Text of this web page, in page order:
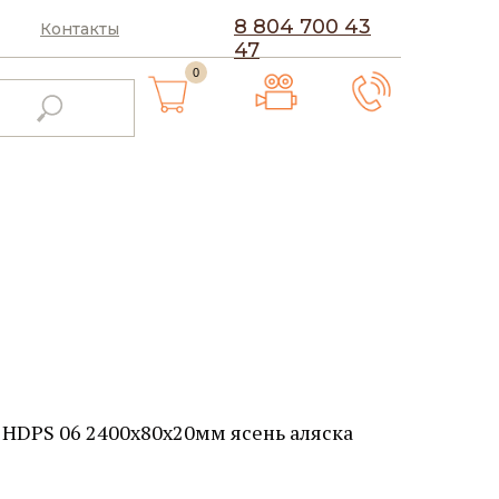
8 804 700 43
47
Контакты
0
06 2400х80х20мм ясень аляска